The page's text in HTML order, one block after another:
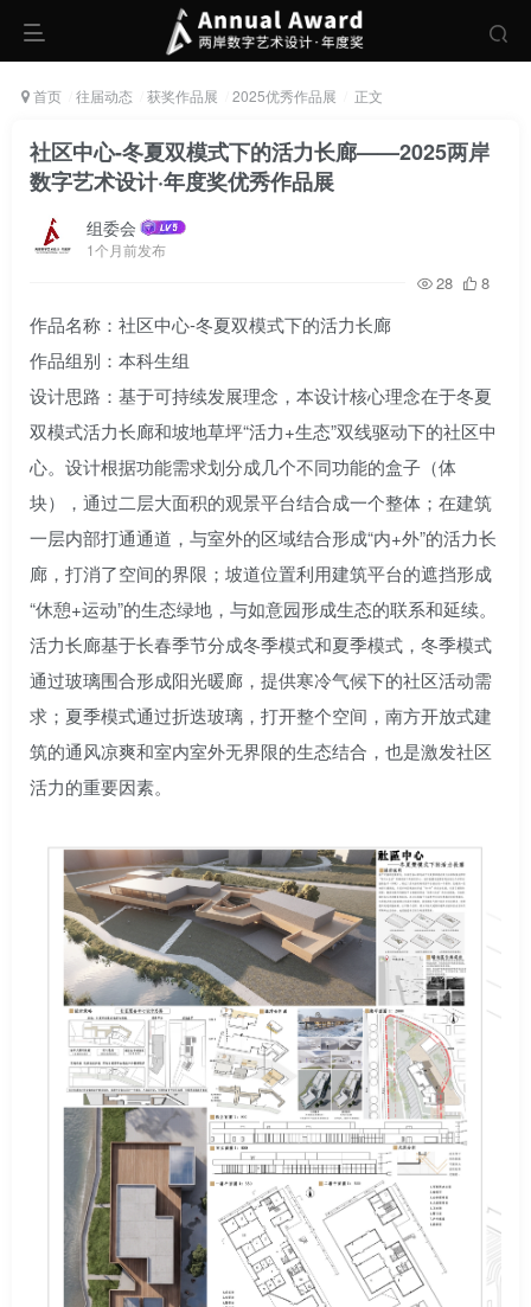
首页 往届动态 获奖作品展 2025优秀作品展 正文
社区中心-冬夏双模式下的活力长廊——2025两岸
数字艺术设计·年度奖优秀作品展
组委会
1个月前发布
28 8
作品名称：社区中心-冬夏双模式下的活力长廊
作品组别：本科生组
设计思路：基于可持续发展理念，本设计核心理念在于冬夏
双模式活力长廊和坡地草坪“活力+生态”双线驱动下的社区中
心。设计根据功能需求划分成几个不同功能的盒子（体
块），通过二层大面积的观景平台结合成一个整体；在建筑
一层内部打通通道，与室外的区域结合形成“内+外”的活力长
廊，打消了空间的界限；坡道位置利用建筑平台的遮挡形成
“休憩+运动”的生态绿地，与如意园形成生态的联系和延续。
活力长廊基于长春季节分成冬季模式和夏季模式，冬季模式
通过玻璃围合形成阳光暖廊，提供寒冷气候下的社区活动需
求；夏季模式通过折迭玻璃，打开整个空间，南方开放式建
筑的通风凉爽和室内室外无界限的生态结合，也是激发社区
活力的重要因素。